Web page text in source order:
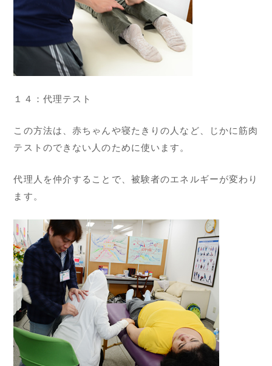
１４：代理テスト
この方法は、赤ちゃんや寝たきりの人など、じかに筋肉
テストのできない人のために使います。
代理人を仲介することで、被験者のエネルギーが変わり
ます。